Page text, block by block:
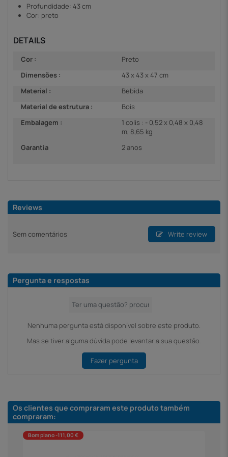
Profundidade: 43 cm
Cor: preto
DETAILS
Cor :
Preto
Dimensões :
43 x 43 x 47 cm
Material :
Bebida
Material de estrutura :
Bois
Embalagem :
1 colis : - 0,52 x 0,48 x 0,48
m, 8,65 kg
Garantia
2 anos
Reviews
Sem comentários Write review
Pergunta e respostas
Nenhuma pergunta está disponível sobre este produto.
Mas se tiver alguma dúvida pode levantar a sua questão.
Fazer pergunta
Os clientes que compraram este produto também
compraram:
Bom plano -111,00 €